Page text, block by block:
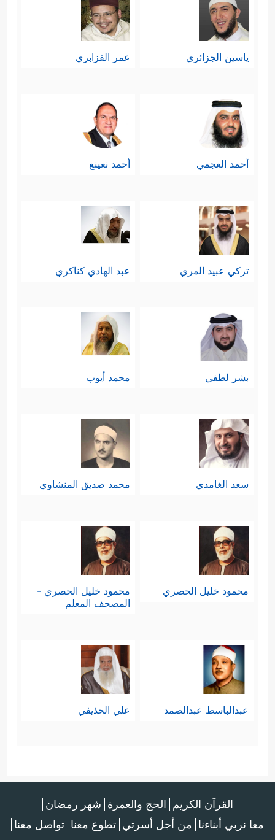
ياسين الجزائري عمر القزابري
أحمد العجمي أحمد نعينع
تركي عبيد المري عبد الهادي كناكري
بشر لطفي محمد أيوب
سعد الغامدي محمد صديق المنشاوي
محمود خليل الحصري
محمود خليل الحصري -
المصحف المعلم
عبدالباسط عبدالصمد علي الحذيفي
القرآن الكريم الحج والعمرة شهر رمضان
معا نربي أبناءنا من أجل أسرتي تطوع معنا تواصل معنا